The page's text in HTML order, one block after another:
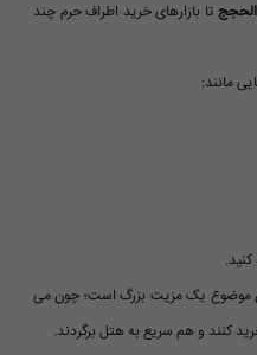
تا بازارهای خرید اطراف حرم چند
مانند:
موضوع یک مزیت بزرگ است؛ چون می
کنند و هم سریع به هتل برگردند.